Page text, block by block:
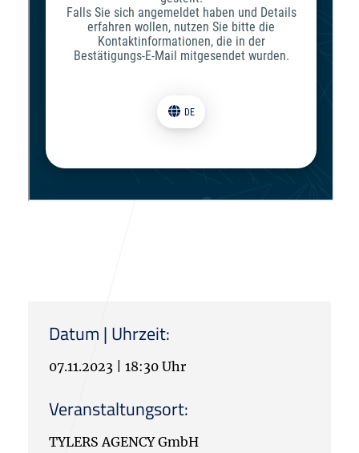
Datum | Uhrzeit:
07.11.2023 18:30 Uhr
Veranstaltungsort:
TYLERS AGENCY GmbH